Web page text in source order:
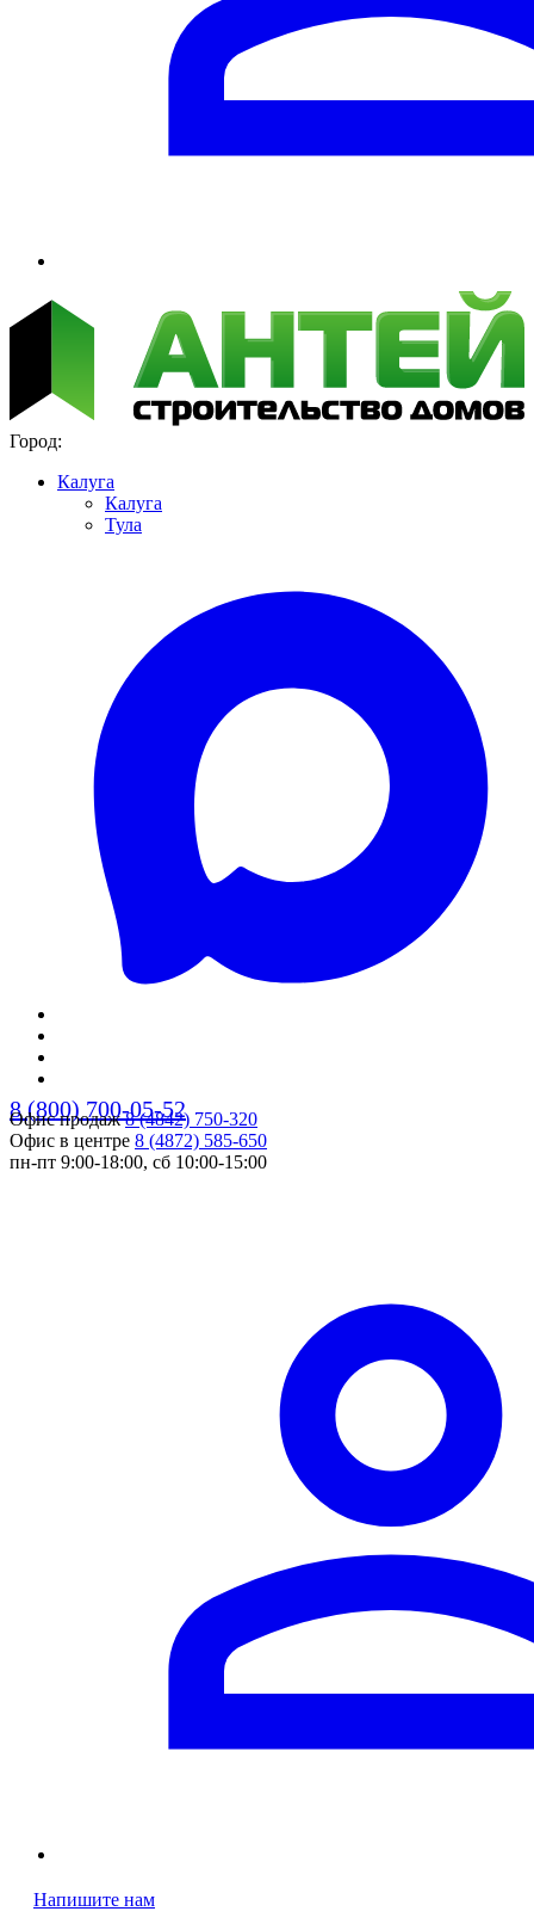
Город:
Калуга
Калуга
Тула
8 (800) 700-05-52
Офис продаж8 (4842) 750-320
Офис в центре 8 (4872) 585-650
пн-пт 9:00-18:00, сб 10:00-15:00
Напишите нам